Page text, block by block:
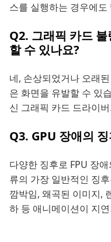
스를 실행하는 경우에
Q2. 그래픽 카드
할 수 있나요?
네, 손상되었거나 오래
은 화면을 유발할 수 있
신 그래픽 카드 드라이
Q3. GPU 장애의
다양한 징후로 FPU 장
류의 가장 일반적인 징
깜박임, 왜곡된 이미지,
하 등 애니메이션이 지